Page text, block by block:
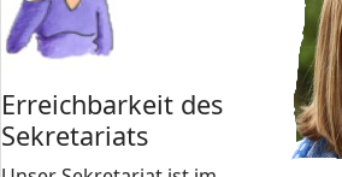
Erreichbarkeit des
Sekretariats